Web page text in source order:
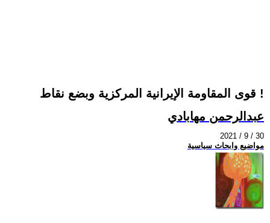
قوى المقاومة الإيرانية المركزية وبضع نقاط !
عبدالرحمن مهابادي
2021 / 9 / 30
مواضيع وابحاث سياسية